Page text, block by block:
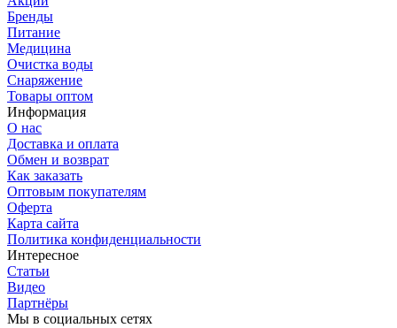
Бренды
Питание
Медицина
Очистка воды
Снаряжение
Товары оптом
Информация
О нас
Доставка и оплата
Обмен и возврат
Как заказать
Оптовым покупателям
Оферта
Карта сайта
Политика конфиденциальности
Интересное
Статьи
Видео
Партнёры
Мы в социальных сетях